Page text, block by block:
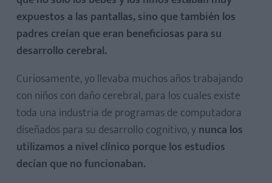
expuestos a las pantallas, sino que también los
padres creían que eran beneficiosas para su
desarrollo cerebral.
Curiosamente, yo llevaba muchos años trabajando
con niños con daño cerebral, para los cuales existe
toda una industria de programas de computadora
diseñados para su desarrollo cognitivo, ynunca los
utilizamos a nivel clínico porque los estudios
decían que no funcionaban.